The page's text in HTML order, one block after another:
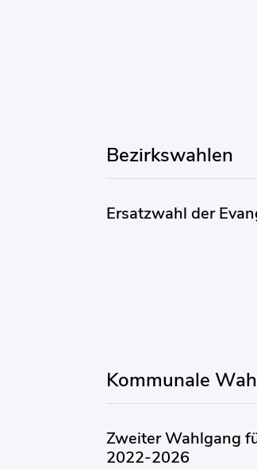
Bezirkswahlen
Ersatzwahl der
Kommunale
Zweiter Wahlgang
2022-2026